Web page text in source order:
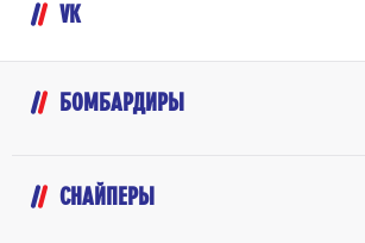
VK
БОМБАРДИРЫ
СНАЙПЕРЫ